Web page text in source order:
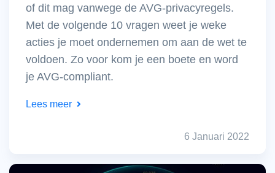
of dit mag vanwege de AVG-privacyregels.
Met de volgende 10 vragen weet je weke
acties je moet ondernemen om aan de wet te
voldoen. Zo voor kom je een boete en word
je AVG-compliant.
Lees meer
6 Januari 2022